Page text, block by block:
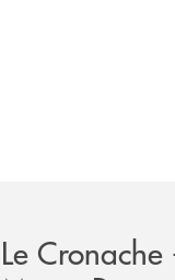
Le Cronache